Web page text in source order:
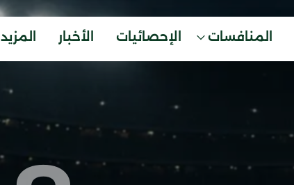
المنافسات الإحصائيات الأخبار المزيد